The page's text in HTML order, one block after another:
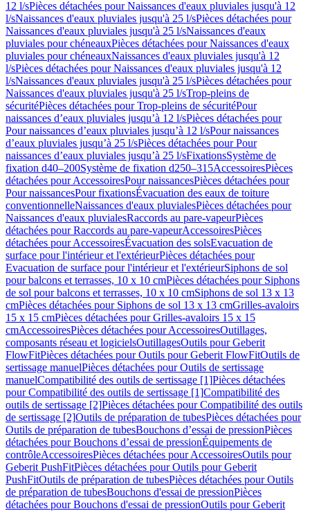
12 l/sPièces détachées pour Naissances d'eaux pluviales jusqu'à 12
l/sNaissances d'eaux pluviales jusqu'à 25 l/sPièces détachées pour
Naissances d'eaux pluviales jusqu'à 25 l/sNaissances d'eaux
pluviales pour chéneauxPièces détachées pour Naissances d'eaux
pluviales pour chéneauxNaissances d'eaux pluviales jusqu'à 12
l/sPièces détachées pour Naissances d'eaux pluviales jusqu'à 12
l/sNaissances d'eaux pluviales jusqu'à 25 l/sPièces détachées pour
Naissances d'eaux pluviales jusqu'à 25 l/sTrop-pleins de
sécuritéPièces détachées pour Trop-pleins de sécuritéPour
naissances d’eaux pluviales jusqu’à 12 l/sPièces détachées pour
Pour naissances d’eaux pluviales jusqu’à 12 l/sPour naissances
d’eaux pluviales jusqu’à 25 l/sPièces détachées pour Pour
naissances d’eaux pluviales jusqu’à 25 l/sFixationsSystème de
fixation d40–200Système de fixation d250–315AccessoiresPièces
détachées pour AccessoiresPour naissancesPièces détachées pour
Pour naissancesPour fixationsÉvacuation des eaux de toiture
conventionnelleNaissances d'eaux pluvialesPièces détachées pour
Naissances d'eaux pluvialesRaccords au pare-vapeurPièces
détachées pour Raccords au pare-vapeurAccessoiresPièces
détachées pour AccessoiresÉvacuation des solsEvacuation de
surface pour l'intérieur et l'extérieurPièces détachées pour
Evacuation de surface pour l'intérieur et l'extérieurSiphons de sol
pour balcons et terrasses, 10 x 10 cmPièces détachées pour Siphons
de sol pour balcons et terrasses, 10 x 10 cmSiphons de sol 13 x 13
cmPièces détachées pour Siphons de sol 13 x 13 cmGrilles-avaloirs
15 x 15 cmPièces détachées pour Grilles-avaloirs 15 x 15
cmAccessoiresPièces détachées pour AccessoiresOutillages,
composants réseau et logicielsOutillagesOutils pour Geberit
FlowFitPièces détachées pour Outils pour Geberit FlowFitOutils de
sertissage manuelPièces détachées pour Outils de sertissage
manuelCompatibilité des outils de sertissage [1]Pièces détachées
pour Compatibilité des outils de sertissage [1]Compatibilité des
outils de sertissage [2]Pièces détachées pour Compatibilité des outils
de sertissage [2]Outils de préparation de tubesPièces détachées pour
Outils de préparation de tubesBouchons d’essai de pressionPièces
détachées pour Bouchons d’essai de pressionÉquipements de
contrôleAccessoiresPièces détachées pour AccessoiresOutils pour
Geberit PushFitPièces détachées pour Outils pour Geberit
PushFitOutils de préparation de tubesPièces détachées pour Outils
de préparation de tubesBouchons d'essai de pressionPièces
détachées pour Bouchons d'essai de pressionOutils pour Geberit